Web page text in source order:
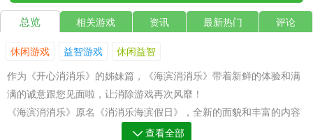
总览 相关游戏 资讯 最新热门 评论
休闲游戏 益智游戏
休闲益智
作为《开心消消乐》的姊妹篇，《海滨消消乐》带着新鲜的体验和满
满的诚意跟您见面啦，让消除游戏再次风靡！
《海滨消消乐》原名《消消乐海滨假日》，全新的面貌和丰富的内容
查看全部